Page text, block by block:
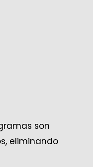
son
eliminando